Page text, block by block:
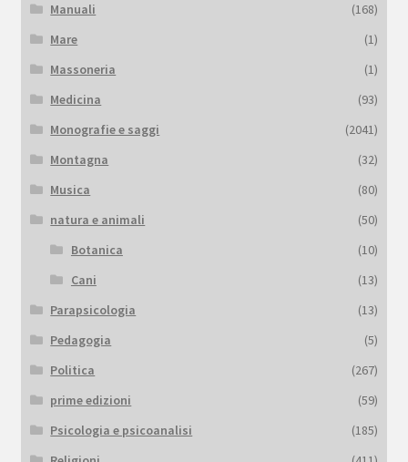
Manuali
(168)
Mare
(1)
Massoneria
(1)
Medicina
(93)
Monografie e saggi
(2041)
Montagna
(32)
Musica
(80)
natura e animali
(50)
Botanica
(10)
Cani
(13)
Parapsicologia
(13)
Pedagogia
(5)
Politica
(267)
prime edizioni
(59)
Psicologia e psicoanalisi
(185)